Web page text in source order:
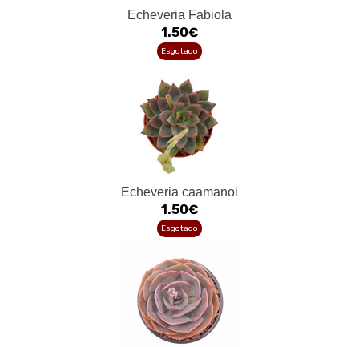
Echeveria Fabiola
1.50€
Esgotado
Echeveria caamanoi
1.50€
Esgotado